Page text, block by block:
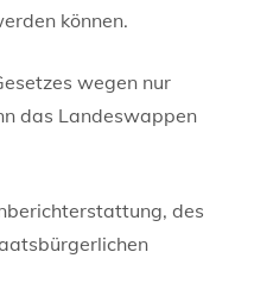
können.
wegen nur
das Landeswappen
des